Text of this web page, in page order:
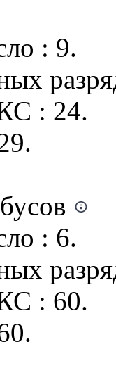
: 9.
: 24.
: 6.
: 60.